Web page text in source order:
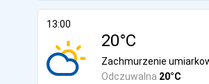
13:00
20°C
Odczuwalna 20°C
Zachmurzenie